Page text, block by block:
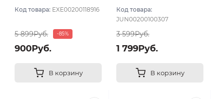
Код товара: EXE00200118916
5 899Руб. -85%
900Руб.
В корзину
Код товара:
JUN00200100307
3 599Руб.
1 799Руб.
В корзину